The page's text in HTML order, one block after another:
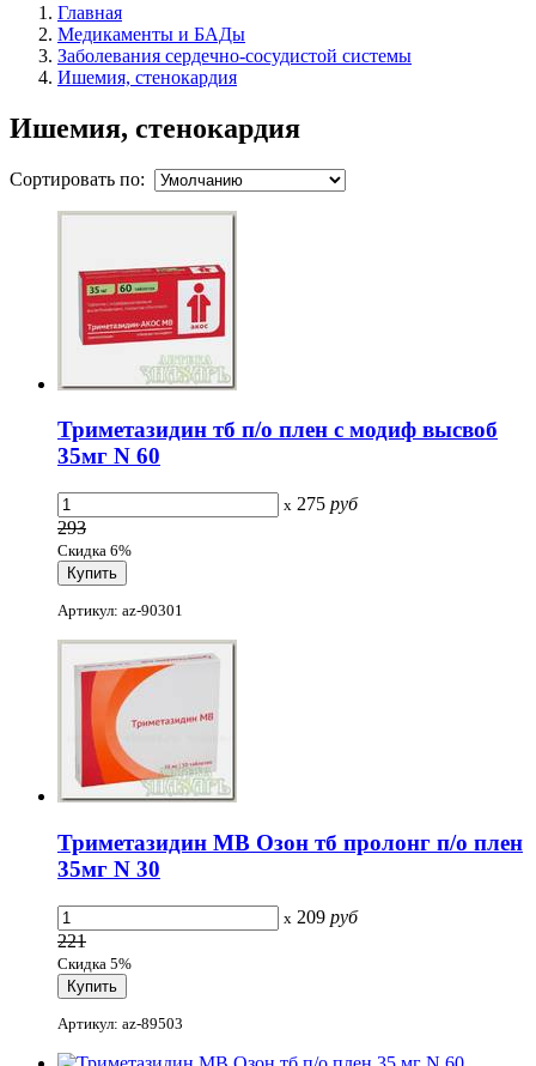
Главная
Медикаменты и БАДы
Заболевания сердечно-сосудистой системы
Ишемия, стенокардия
Ишемия, стенокардия
Сортировать по:
Триметазидин тб п/о плен с модиф высвоб
35мг N 60
x 275 руб
293
Скидка 6%
Артикул: az-90301
Триметазидин МВ Озон тб пролонг п/о плен
35мг N 30
x 209 руб
221
Скидка 5%
Артикул: az-89503